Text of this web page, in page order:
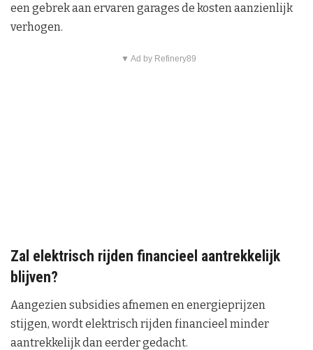
een gebrek aan ervaren garages de kosten aanzienlijk
verhogen.
▼ Ad by Refinery89
Zal elektrisch rijden financieel aantrekkelijk
blijven?
Aangezien subsidies afnemen en energieprijzen
stijgen, wordt elektrisch rijden financieel minder
aantrekkelijk dan eerder gedacht.